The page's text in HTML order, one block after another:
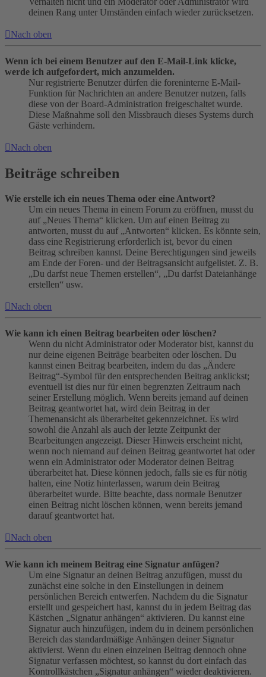
deinen Rang unter Umständen einfach wieder zurücksetzen.
Nach oben
Wenn ich bei einem Benutzer auf den E-Mail-Link klicke,
werde ich aufgefordert, mich anzumelden.
Nur registrierte Benutzer dürfen die foreninterne E-Mail-
Funktion für Nachrichten an andere Benutzer nutzen, falls
diese von der Board-Administration freigeschaltet wurde.
Diese Maßnahme soll den Missbrauch dieses Systems durch
Gäste verhindern.
Nach oben
Beiträge schreiben
Wie erstelle ich ein neues Thema oder eine Antwort?
Um ein neues Thema in einem Forum zu eröffnen, musst du
auf „Neues Thema“ klicken. Um auf einen Beitrag zu
antworten, musst du auf „Antworten“ klicken. Es könnte sein,
dass eine Registrierung erforderlich ist, bevor du einen
Beitrag schreiben kannst. Deine Berechtigungen sind jeweils
am Ende der Foren- und der Beitragsansicht aufgelistet. Z. B.
„Du darfst neue Themen erstellen“, „Du darfst Dateianhänge
erstellen“ usw.
Nach oben
Wie kann ich einen Beitrag bearbeiten oder löschen?
Wenn du nicht Administrator oder Moderator bist, kannst du
nur deine eigenen Beiträge bearbeiten oder löschen. Du
kannst einen Beitrag bearbeiten, indem du das „Ändere
Beitrag“-Symbol für den entsprechenden Beitrag anklickst;
eventuell ist dies nur für einen begrenzten Zeitraum nach
seiner Erstellung möglich. Wenn bereits jemand auf deinen
Beitrag geantwortet hat, wird dein Beitrag in der
Themenansicht als überarbeitet gekennzeichnet. Es wird
sowohl die Anzahl als auch der letzte Zeitpunkt der
Bearbeitungen angezeigt. Dieser Hinweis erscheint nicht,
wenn noch niemand auf deinen Beitrag geantwortet hat oder
wenn ein Administrator oder Moderator deinen Beitrag
überarbeitet hat. Diese können jedoch, falls sie es für nötig
halten, eine Notiz hinterlassen, warum dein Beitrag
überarbeitet wurde. Bitte beachte, dass normale Benutzer
einen Beitrag nicht löschen können, wenn bereits jemand
darauf geantwortet hat.
Nach oben
Wie kann ich meinem Beitrag eine Signatur anfügen?
Um eine Signatur an deinen Beitrag anzufügen, musst du
zunächst eine solche in den Einstellungen in deinem
persönlichen Bereich entwerfen. Nachdem du die Signatur
erstellt und gespeichert hast, kannst du in jedem Beitrag das
Kästchen „Signatur anhängen“ aktivieren. Du kannst eine
Signatur auch hinzufügen, indem du in deinem persönlichen
Bereich das standardmäßige Anhängen deiner Signatur
aktivierst. Wenn du einen einzelnen Beitrag dennoch ohne
Signatur verfassen möchtest, so kannst du dort einfach das
Kontrollkästchen „Signatur anhängen“ wieder deaktivieren.